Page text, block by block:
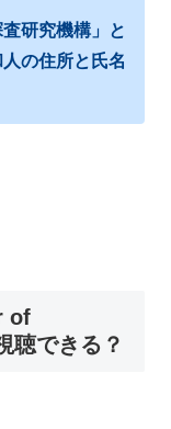
研究機構」と
の住所と氏名
of
聴できる？